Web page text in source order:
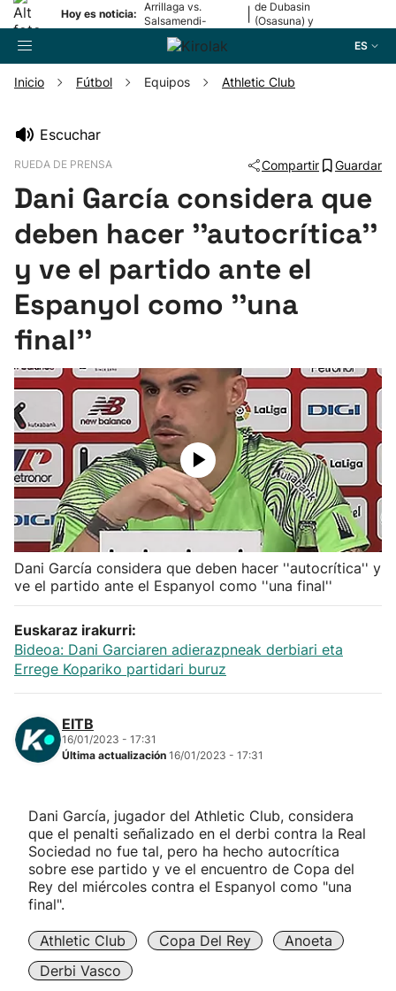
Hoy es noticia:
Arrillaga vs.
Salsamendi-
Bergara y Erasun
vs. Gaminde
de Dubasin
(Osasuna) y
ES
Pelota
Remo
Baloncesto
Ciclismo
Herri-kirolak
Balonmano
Kirolak 360
Atletismo
Más deportes
"Helmuga"
Inicio Fútbol Equipos Athletic Club
Escuchar
RUEDA DE PRENSA Compartir Guardar
Dani García considera que
deben hacer ''autocrítica''
y ve el partido ante el
Espanyol como ''una
final''
Dani García considera que deben hacer ''autocrítica'' y
ve el partido ante el Espanyol como ''una final''
Euskaraz irakurri:
Bideoa: Dani Garciaren adierazpneak derbiari eta
Errege Kopariko partidari buruz
EITB
16/01/2023 - 17:31
Última actualización 16/01/2023 - 17:31
Dani García, jugador del Athletic Club, considera
que el penalti señalizado en el derbi contra la Real
Sociedad no fue tal, pero ha hecho autocrítica
sobre ese partido y ve el encuentro de Copa del
Rey del miércoles contra el Espanyol como "una
final".
Athletic Club Copa Del Rey
Anoeta
Derbi Vasco